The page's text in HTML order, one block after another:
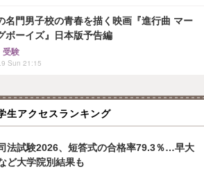
名門男子校の青春を描く映画『進行曲 マー
ボーイズ』日本版予告編
受験
Sun 21:15
生アクセスランキング
法試験2026、短答式の合格率79.3％…早大
ど大学院別結果も